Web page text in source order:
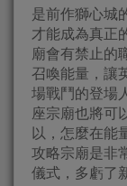
是前作獅心城
才能成為真正
廟會有禁止的
召喚能量，讓
場戰鬥的登場
座宗廟也將可
以，怎麼在能
攻略宗廟是非
儀式，多虧了